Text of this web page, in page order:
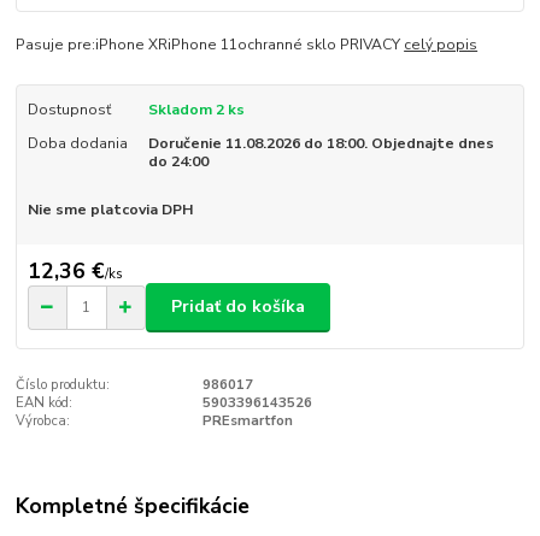
Pasuje pre:iPhone XRiPhone 11ochranné sklo PRIVACY celý popis
Dostupnosť
Skladom 2 ks
Doba dodania
Doručenie 11.08.2026 do 18:00. Objednajte dnes
do 24:00
Nie sme platcovia DPH
12,36 €/ks
Pridať do košíka
Číslo produktu:
986017
EAN kód:
5903396143526
Výrobca:
PREsmartfon
Kompletné špecifikácie